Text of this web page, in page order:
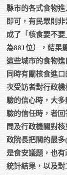
縣市的各式食物
即可，有民眾則
成了「核食要不
為881位），結果
這些城市的食物
同時有關核食進
次受訪者對行政
驗的信心時，大
驗的信任時，者
問及行政機關對
政院長把關的最
是食安議題，也
統計結果，以及